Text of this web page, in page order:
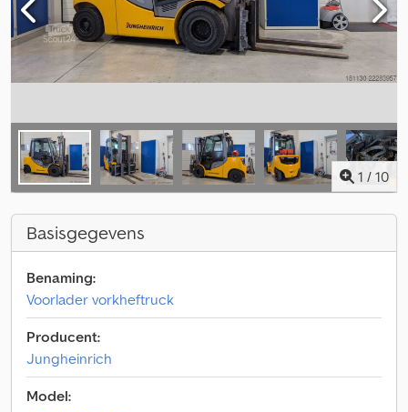
1 / 10
Basisgegevens
Benaming:
Voorlader vorkheftruck
Producent:
Jungheinrich
Model: